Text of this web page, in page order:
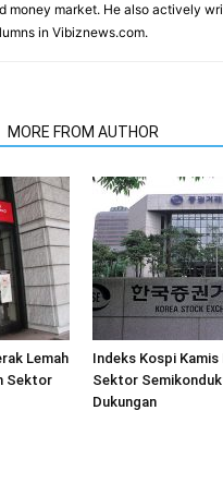
money market. He also actively
in Vibiznews.com.
MORE FROM AUTHOR
Lemah
Sektor
Indeks Kospi Kamis
Sektor
Dukungan